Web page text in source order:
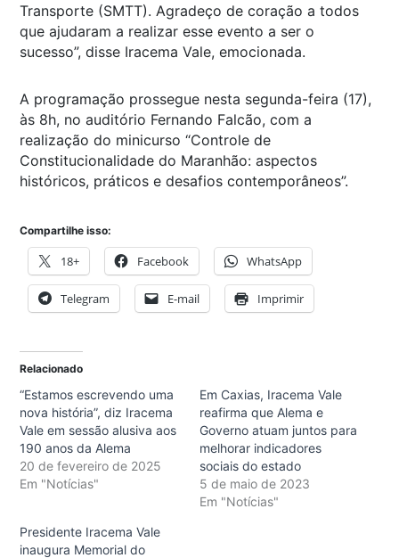
Transporte (SMTT). Agradeço de coração a todos
que ajudaram a realizar esse evento a ser o
sucesso”, disse Iracema Vale, emocionada.
A programação prossegue nesta segunda-feira (17),
às 8h, no auditório Fernando Falcão, com a
realização do minicurso “Controle de
Constitucionalidade do Maranhão: aspectos
históricos, práticos e desafios contemporâneos”.
Compartilhe isso:
18+ Facebook WhatsApp
Telegram E-mail Imprimir
Relacionado
“Estamos escrevendo uma
nova história”, diz Iracema
Vale em sessão alusiva aos
190 anos da Alema
20 de fevereiro de 2025
Em "Notícias"
Em Caxias, Iracema Vale
reafirma que Alema e
Governo atuam juntos para
melhorar indicadores
sociais do estado
5 de maio de 2023
Em "Notícias"
Presidente Iracema Vale
inaugura Memorial do